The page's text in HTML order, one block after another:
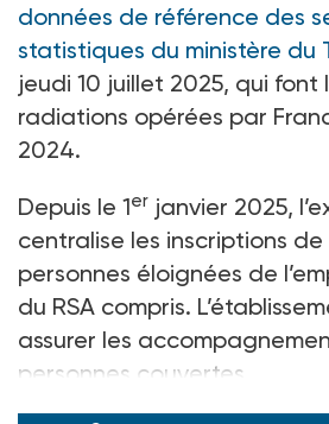
données de référence des
statistiques du ministère du
jeudi 10 juillet 2025, qui font
radiations opérées par
2024.
Depuis le 1er janvier 2025,
centralise les inscriptions
personnes éloignées de
du RSA compris.
assurer les
personnes couvertes